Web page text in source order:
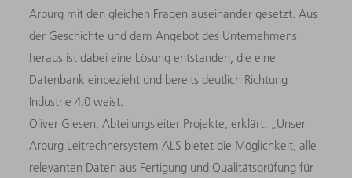
Arburg mit den gleichen Fragen auseinander gesetzt. Aus
der Geschichte und dem Angebot des Unternehmens
heraus ist dabei eine Lösung entstanden, die eine
Datenbank einbezieht und bereits deutlich Richtung
Industrie 4.0 weist.
Oliver Giesen, Abteilungsleiter Projekte, erklärt: „Unser
Arburg Leitrechnersystem ALS bietet die Möglichkeit, alle
relevanten Daten aus Fertigung und Qualitätsprüfung für